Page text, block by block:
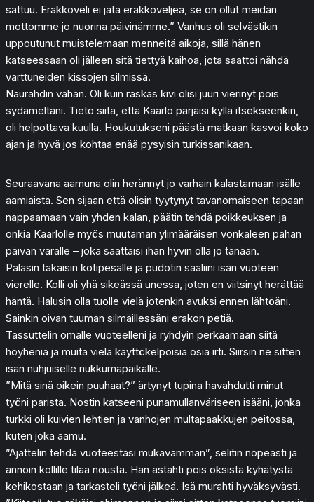
sattuu. Erakkoveli ei jätä erakkoveljeä, se on ollut meidän
mottomme jo nuorina päivinämme.” Vanhus oli selvästikin
uppoutunut muistelemaan menneitä aikoja, sillä hänen
katseessaan oli jälleen sitä tiettyä kaihoa, jota saattoi nähdä
varttuneiden kissojen silmissä.
Naurahdin vähän. Oli kuin raskas kivi olisi juuri vierinyt pois
sydämeltäni. Tieto siitä, että Kaarlo pärjäisi kyllä itsekseenkin,
oli helpottava kuulla. Houkutukseni päästä matkaan kasvoi koko
ajan ja hyvä jos kohtaa enää pysyisin turkissanikaan.
Seuraavana aamuna olin herännyt jo varhain kalastamaan isälle
aamiaista. Sen sijaan että olisin tyytynyt tavanomaiseen tapaan
nappaamaan vain yhden kalan, päätin tehdä poikkeuksen ja
onkia Kaarlolle myös muutaman ylimääräisen vonkaleen pahan
päivän varalle – joka saattaisi ihan hyvin olla jo tänään.
Palasin takaisin kotipesälle ja pudotin saaliini isän vuoteen
vierelle. Kolli oli yhä sikeässä unessa, joten en viitsinyt herättää
häntä. Halusin olla tuolle vielä jotenkin avuksi ennen lähtöäni.
Sainkin oivan tuuman silmäillessäni erakon petiä.
Tassuttelin omalle vuoteelleni ja ryhdyin perkaamaan siitä
höyheniä ja muita vielä käyttökelpoisia osia irti. Siirsin ne sitten
isän nuhjuiselle nukkumapaikalle.
”Mitä sinä oikein puuhaat?” ärtynyt tupina havahdutti minut
työni parista. Nostin katseeni punamullanväriseen isääni, jonka
turkki oli kuivien lehtien ja vanhojen multapaakkujen peitossa,
kuten joka aamu.
”Ajattelin tehdä vuoteestasi mukavamman”, selitin nopeasti ja
annoin kollille tilaa nousta. Hän astahti pois oksista kyhätystä
kehikostaan ja tarkasteli työni jälkeä. Isä murahti hyväksyvästi.